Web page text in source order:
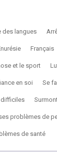
des langues
Français
et le sport
en soi Se
difficiles
problèmes de
de santé